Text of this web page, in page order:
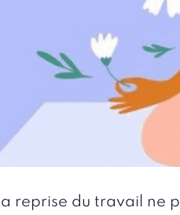
reprise du travail ne